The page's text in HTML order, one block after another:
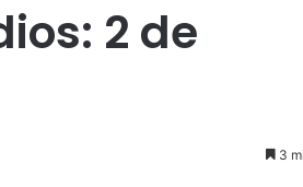
2 de
3